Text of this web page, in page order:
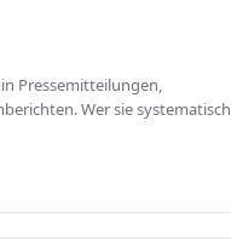
Pressemitteilungen,
Wer sie systematisch